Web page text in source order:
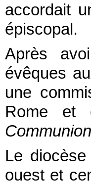
accordait
épiscopal.
Après
évêques
une
Rome et
Le
ouest et